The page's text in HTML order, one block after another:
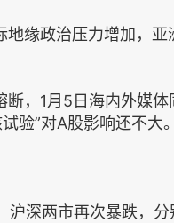
地缘政治压力增加，
，1月5日海内外媒
验”对A股影响还不大。
沪深两市再次暴跌，